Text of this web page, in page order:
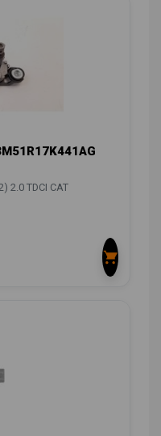
2.0 TDCI CAT